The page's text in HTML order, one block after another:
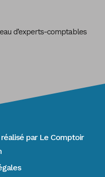
d’experts-comptables
par Le Comptoir